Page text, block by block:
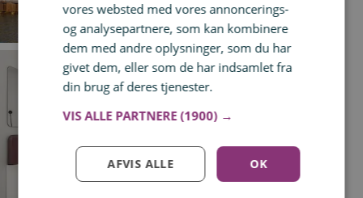
vores websted med vores annoncerings-
og analysepartnere, som kan kombinere
dem med andre oplysninger, som du har
givet dem, eller som de har indsamlet fra
din brug af deres tjenester.
VIS ALLE PARTNERE (1900) →
OK
AFVIS ALLE